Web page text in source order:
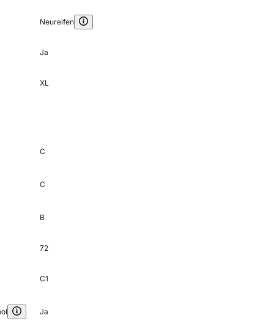
Neureifen
Ja
XL
C
C
B
72
C1
Ja